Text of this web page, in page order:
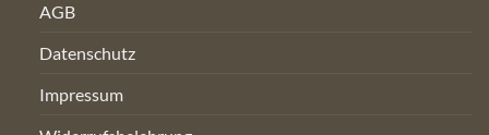
AGB
Datenschutz
Impressum